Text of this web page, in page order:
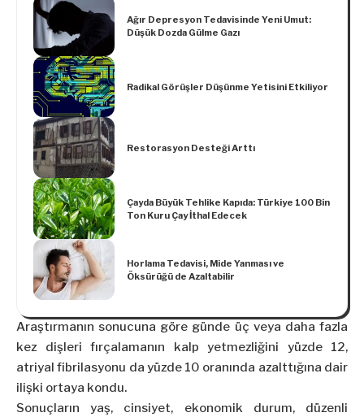
Ağır Depresyon Tedavisinde Yeni Umut:
Düşük Dozda Gülme Gazı
Radikal Görüşler Düşünme Yetisini Etkiliyor
Restorasyon Desteği Arttı
Çayda Büyük Tehlike Kapıda: Türkiye 100 Bin
Ton Kuru Çay İthal Edecek
Horlama Tedavisi, Mide Yanması ve
Öksürüğü de Azaltabilir
Araştırmanın sonucuna göre günde üç veya daha fazla
kez dişleri fırçalamanın kalp yetmezliğini yüzde 12,
atriyal fibrilasyonu da yüzde 10 oranında azalttığına dair
ilişki ortaya kondu.
Sonuçların yaş, cinsiyet, ekonomik durum, düzenli